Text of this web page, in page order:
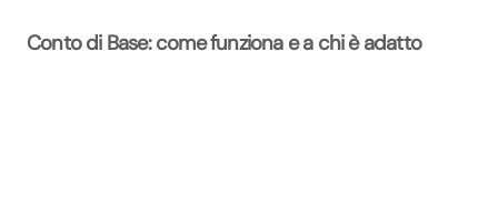
Conto di Base: come funziona e a chi è adatto